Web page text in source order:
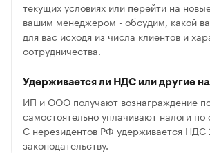
текущих условиях или перейти на
вашим менеджером - обсудим, какой
для вас исходя из числа клиентов и
сотрудничества.
Удерживается ли НДС или другие
ИП и ООО получают вознаграждение
самостоятельно уплачивают налоги по
С нерезидентов РФ удерживается НДС
законодательству.